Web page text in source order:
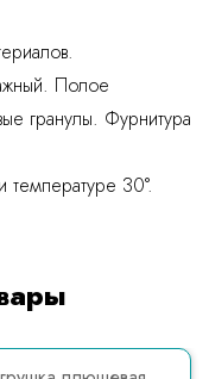
Полое
гранулы. Фурнитура
30°.